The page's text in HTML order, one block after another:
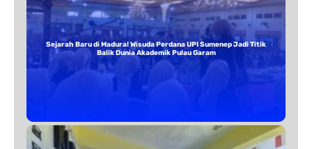
Sejarah Baru di Madura! Wisuda Perdana UPI Sumenep Jadi Titik
Balik Dunia Akademik Pulau Garam